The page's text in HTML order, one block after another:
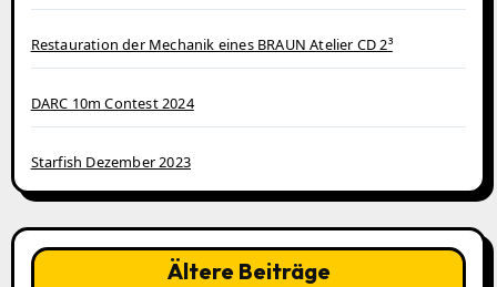
Restauration der Mechanik eines BRAUN Atelier CD 2³
DARC 10m Contest 2024
Starfish Dezember 2023
Ältere Beiträge